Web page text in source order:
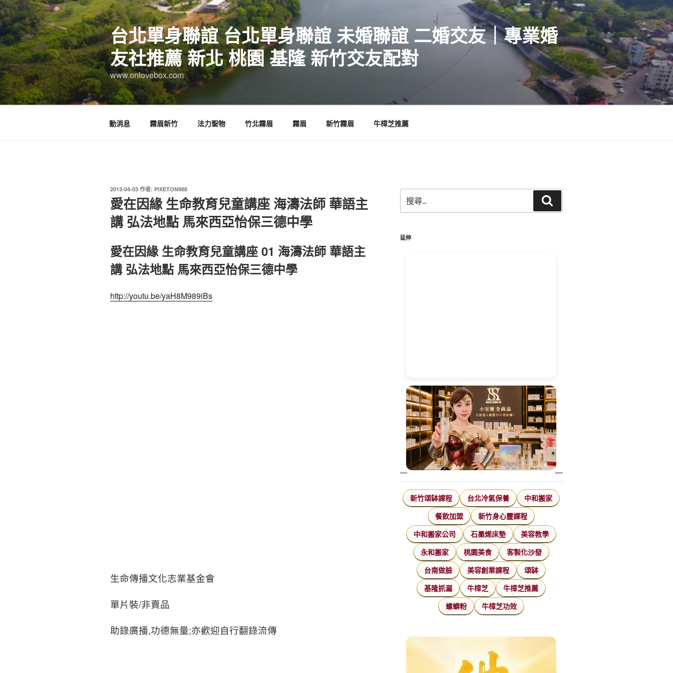
跳
至
主
要
內
容
台北單身聯誼 台北單身聯誼 未婚聯誼 二婚交友｜專業婚
友社推薦 新北 桃園 基隆 新竹交友配對
www.onlovebox.com
動消息 霧眉新竹 法力聖物 竹北霧眉 霧眉 新竹霧眉 牛樟芝推薦
發
佈
於
2013-04-03 作者: PIXETON988
愛在因緣 生命教育兒童講座 海濤法師 華語主
講 弘法地點 馬來西亞怡保三德中學
愛在因緣 生命教育兒童講座 01 海濤法師 華語主
講 弘法地點 馬來西亞怡保三德中學
http://youtu.be/yaH8M989iBs
生命傳播文化志業基金會
單片裝/非賣品
助錄廣播,功德無量;亦歡迎自行翻錄流傳
尋
關
字:
尋
延伸
新竹頌缽課程 台北冷氣保養 中和搬家
餐飲加盟 新竹身心靈課程
中和搬家公司 石墨烯床墊 美容教學
永和搬家 桃園美食 客製化沙發
台南做臉 美容創業課程 頌缽
基隆抓漏 牛樟芝 牛樟芝推薦
螺螄粉 牛樟芝功效